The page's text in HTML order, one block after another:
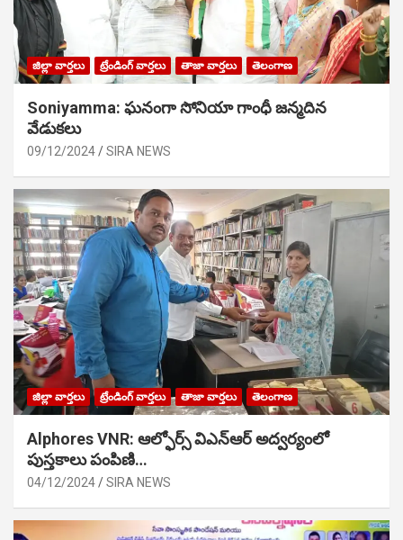
జిల్లా వార్తలు ట్రేండింగ్ వార్తలు తాజా వార్తలు తెలంగాణ
Soniyamma: ఘ‌నంగా సోనియా గాంధీ జ‌న్మ‌దిన
వేడుక‌లు
09/12/2024 SIRA NEWS
జిల్లా వార్తలు ట్రేండింగ్ వార్తలు తాజా వార్తలు తెలంగాణ
Alphores VNR: ఆల్ఫోర్స్ విఎన్ఆర్ అద్వర్యంలో
పుస్తకాలు పంపిణి…
04/12/2024 SIRA NEWS